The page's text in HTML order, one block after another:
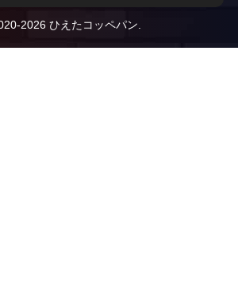
2026 ひえたコッペパン.